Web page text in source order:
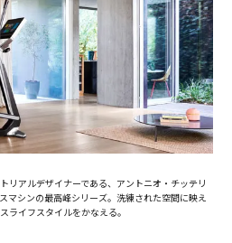
リアルデザイナーである、アントニオ・チッテリ
マシンの最高峰シリーズ。洗練された空間に映え
ライフスタイルをかなえる。